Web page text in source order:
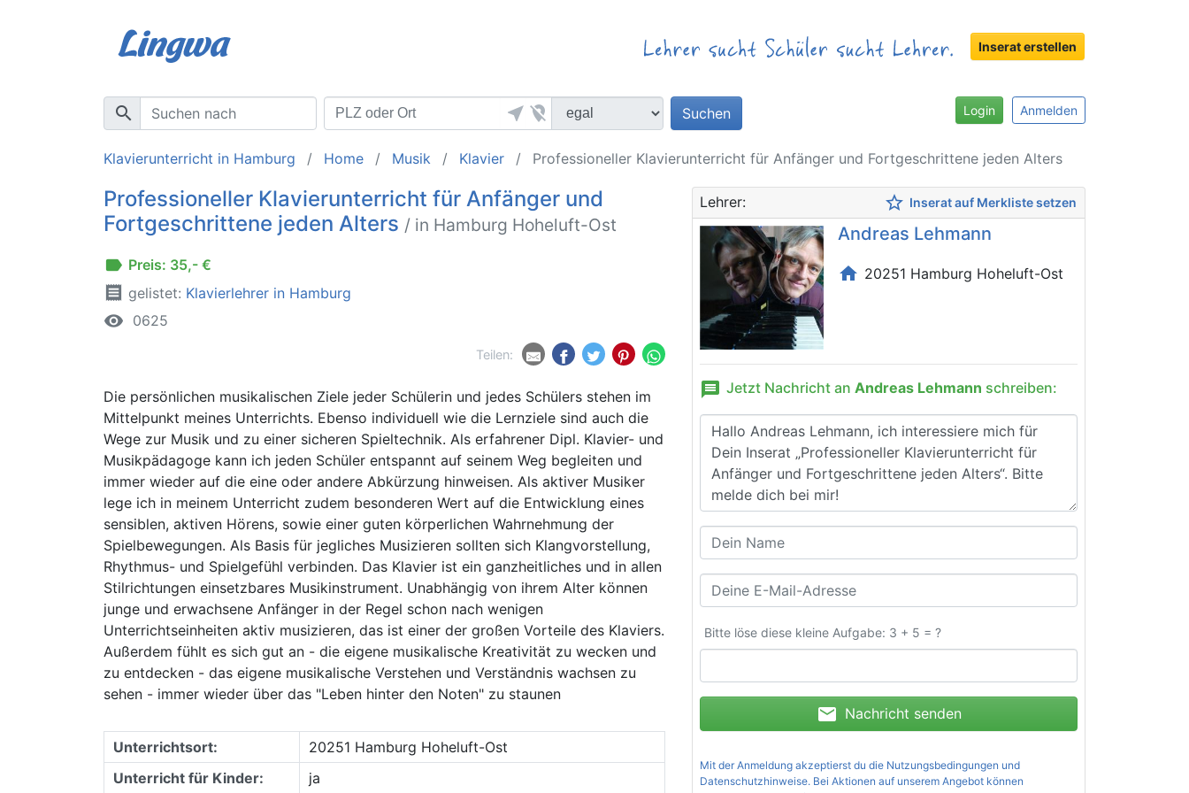
Inserat erstellen
search near_me location_off Suchen Login Anmelden
Klavierunterricht in Hamburg Home Musik Klavier Professioneller Klavierunterricht für Anfänger und Fortgeschrittene jeden Alters
Professioneller Klavierunterricht für Anfänger und
Fortgeschrittene jeden Alters / in Hamburg Hoheluft-Ost
label Preis: 35,- €
receipt gelistet: Klavierlehrer in Hamburg
remove_red_eye 0625
Teilen:
Die persönlichen musikalischen Ziele jeder Schülerin und jedes Schülers stehen im
Mittelpunkt meines Unterrichts. Ebenso individuell wie die Lernziele sind auch die
Wege zur Musik und zu einer sicheren Spieltechnik. Als erfahrener Dipl. Klavier- und
Musikpädagoge kann ich jeden Schüler entspannt auf seinem Weg begleiten und
immer wieder auf die eine oder andere Abkürzung hinweisen. Als aktiver Musiker
lege ich in meinem Unterricht zudem besonderen Wert auf die Entwicklung eines
sensiblen, aktiven Hörens, sowie einer guten körperlichen Wahrnehmung der
Spielbewegungen. Als Basis für jegliches Musizieren sollten sich Klangvorstellung,
Rhythmus- und Spielgefühl verbinden. Das Klavier ist ein ganzheitliches und in allen
Stilrichtungen einsetzbares Musikinstrument. Unabhängig von ihrem Alter können
junge und erwachsene Anfänger in der Regel schon nach wenigen
Unterrichtseinheiten aktiv musizieren, das ist einer der großen Vorteile des Klaviers.
Außerdem fühlt es sich gut an - die eigene musikalische Kreativität zu wecken und
zu entdecken - das eigene musikalische Verstehen und Verständnis wachsen zu
sehen - immer wieder über das "Leben hinter den Noten" zu staunen
Unterrichtsort:
20251 Hamburg Hoheluft-Ost
Unterricht für Kinder:
ja
Lehrer: star_border Inserat auf Merkliste setzen
Andreas Lehmann
home 20251 Hamburg Hoheluft-Ost
message Jetzt Nachricht an Andreas Lehmann schreiben:
Bitte löse diese kleine Aufgabe: 3 + 5 = ?
mail Nachricht senden
Mit der Anmeldung akzeptierst du die Nutzungsbedingungen und
Datenschutzhinweise. Bei Aktionen auf unserem Angebot können